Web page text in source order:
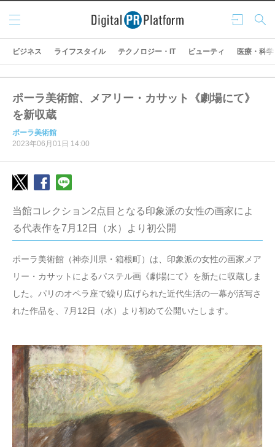
ログ
イン
検索
メニ
ュー
ビジネス ライフスタイル テクノロジー・IT ビューティ 医療・科学
ポーラ美術館、メアリー・カサット《劇場にて》
を新収蔵
ポーラ美術館
2023年06月01日 14:00
当館コレクション2点目となる印象派の女性の画家によ
る代表作を7月12日（水）より初公開
ポーラ美術館（神奈川県・箱根町）は、印象派の女性の画家メア
リー・カサットによるパステル画《劇場にて》を新たに収蔵しま
した。パリのオペラ座で繰り広げられた近代生活の一幕が活写さ
れた作品を、7月12日（水）より初めて公開いたします。